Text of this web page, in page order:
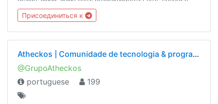
atheckos e compartilhe seus conhecimentos// 08/2018🤝
Parceria@TIDadepressaoOficial
Присоединиться к
Atheckos | Comunidade de tecnologia & programação
@GrupoAtheckos
portuguese
199